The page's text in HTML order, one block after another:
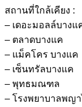
สถานที่ใกล้เคียง :
– เดอะมอลล์บางแ
– ตลาดบางแค
– แม็คโคร บางแค
– เซ็นทรัลบางแค
– พุทธมณฑล
– โรงพยาบาลพญ